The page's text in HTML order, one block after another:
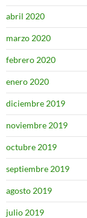
abril 2020
marzo 2020
febrero 2020
enero 2020
diciembre 2019
noviembre 2019
octubre 2019
septiembre 2019
agosto 2019
julio 2019